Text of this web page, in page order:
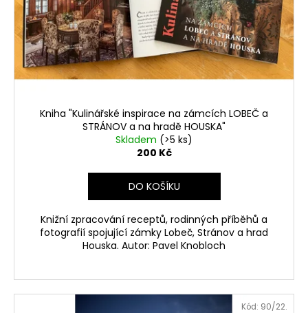
r
o
d
k
Kniha "Kulinářské inspirace na zámcích LOBEČ a
STRÁNOV a na hradě HOUSKA"
Skladem (>5 ks)
200 Kč
DO KOŠÍKU
Knižní zpracování receptů, rodinných příběhů a
fotografií spojující zámky Lobeč, Stránov a hrad
Houska. Autor: Pavel Knobloch
Kód: 90/22.
a
j
t
HLEDAT